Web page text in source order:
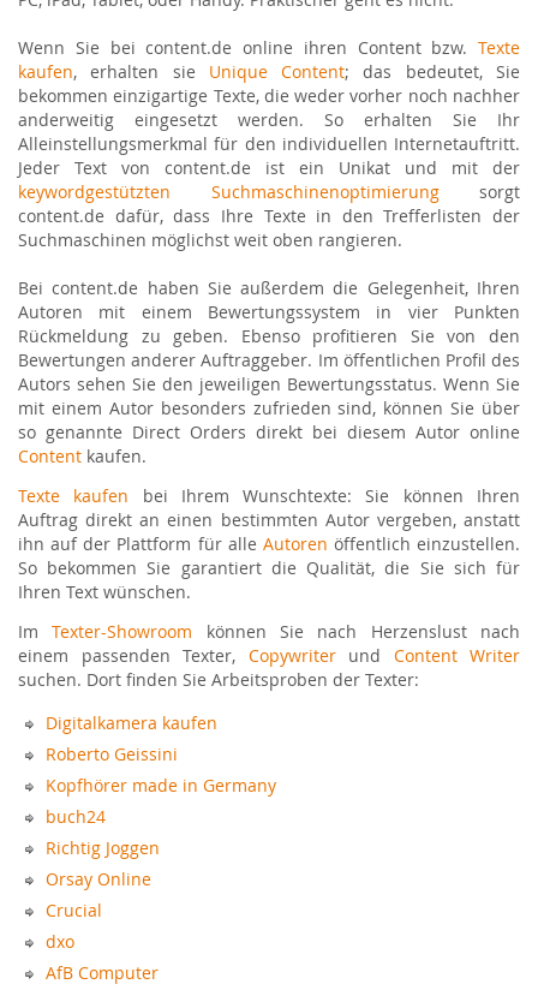
Wenn Sie bei content.de online ihren Content bzw. Texte
kaufen, erhalten sie Unique Content; das bedeutet, Sie
bekommen einzigartige Texte, die weder vorher noch nachher
anderweitig eingesetzt werden. So erhalten Sie Ihr
Alleinstellungsmerkmal für den individuellen Internetauftritt.
Jeder Text von content.de ist ein Unikat und mit der
keywordgestützten Suchmaschinenoptimierungsorgt
content.de dafür, dass Ihre Texte in den Trefferlisten der
Suchmaschinen möglichst weit oben rangieren.
Bei content.de haben Sie außerdem die Gelegenheit, Ihren
Autoren mit einem Bewertungssystem in vier Punkten
Rückmeldung zu geben. Ebenso profitieren Sie von den
Bewertungen anderer Auftraggeber. Im öffentlichen Profil des
Autors sehen Sie den jeweiligen Bewertungsstatus. Wenn Sie
mit einem Autor besonders zufrieden sind, können Sie über
so genannte Direct Orders direkt bei diesem Autor online
Content kaufen.
Texte kaufen bei Ihrem Wunschtexte: Sie können Ihren
Auftrag direkt an einen bestimmten Autor vergeben, anstatt
ihn auf der Plattform für alle Autoren öffentlich einzustellen.
So bekommen Sie garantiert die Qualität, die Sie sich für
Ihren Text wünschen.
ImTexter-Showroom können Sie nach Herzenslust nach
einem passenden Texter, Copywriterund Content Writer
suchen. Dort finden Sie Arbeitsproben der Texter:
Digitalkamera kaufen
Roberto Geissini
Kopfhörer made in Germany
buch24
Richtig Joggen
Orsay Online
Crucial
dxo
AfB Computer